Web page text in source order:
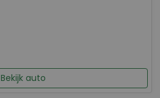
Bekijk auto